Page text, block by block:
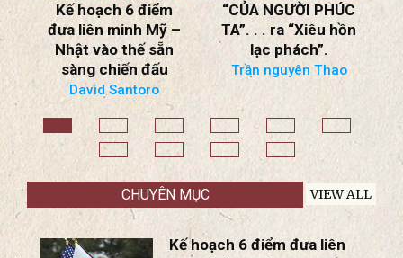
“CỦA NGƯỜI PHÚC
TA”. . . ra “Xiêu hồn
lạc phách”.
Trần nguyên Thao
SBTN NHẬN ĐỊNH
THỜI CUỘC ngày
2/8/2026
Chiến Tranh
Đầu Suy Cạn Nguồn
Lực; Thiết Lập
Khung Đàm Phán
Ngừng Chiến Mới!
BS Nguyễn Trọng Việt